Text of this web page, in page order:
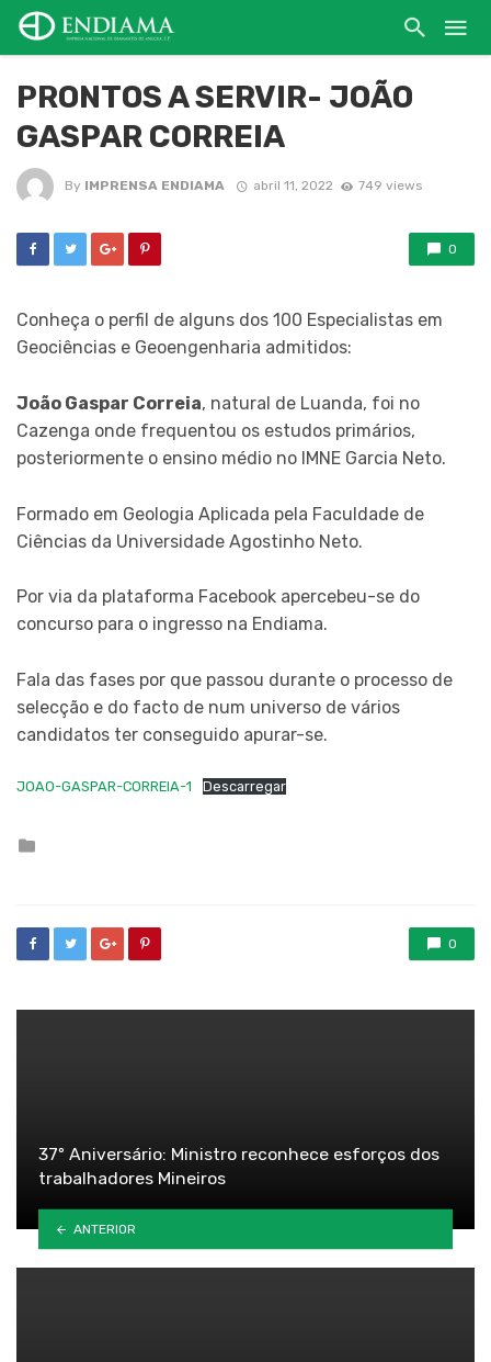
PRONTOS A SERVIR- JOÃO
GASPAR CORREIA
By IMPRENSA ENDIAMA abril 11, 2022 749 views
0
Conheça o perfil de alguns dos 100 Especialistas em
Geociências e Geoengenharia admitidos:
João Gaspar Correia, natural de Luanda, foi no
Cazenga onde frequentou os estudos primários,
posteriormente o ensino médio no IMNE Garcia Neto.
Formado em Geologia Aplicada pela Faculdade de
Ciências da Universidade Agostinho Neto.
Por via da plataforma Facebook apercebeu-se do
concurso para o ingresso na Endiama.
Fala das fases por que passou durante o processo de
selecção e do facto de num universo de vários
candidatos ter conseguido apurar-se.
JOAO-GASPAR-CORREIA-1 Descarregar
0
37º Aniversário: Ministro reconhece esforços dos
trabalhadores Mineiros
ANTERIOR